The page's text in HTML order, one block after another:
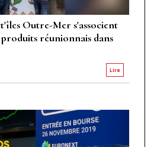
Outre-Mer s'associent
réunionnais dans
Lire